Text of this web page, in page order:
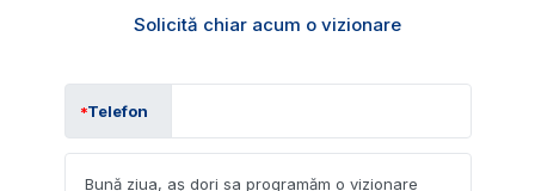
Solicită chiar acum o vizionare
Telefon